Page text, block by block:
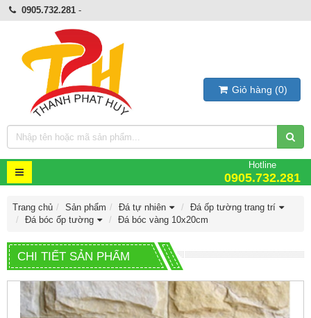
0905.732.281-
Giỏ hàng (0)
Hotline
0905.732.281
Trang chủ Sản phẩm Đá tự nhiên
Đá ốp tường trang trí
Đá bóc ốp tường
Đá bóc vàng 10x20cm
CHI TIẾT SẢN PHẨM